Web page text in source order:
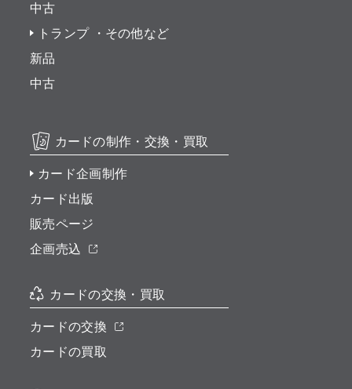
中古
トランプ ・その他など
新品
中古
カードの制作・交換・買取
カード企画制作
カード出版
販売ページ
企画売込
カードの交換・買取
カードの交換
カードの買取